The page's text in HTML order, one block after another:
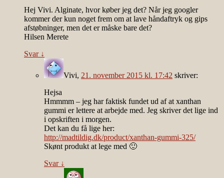
Hej Vivi. Alginate, hvor køber jeg det? Når jeg googler
kommer der kun noget frem om at lave håndaftryk og gips
afstøbninger, men det er måske bare det?
Hilsen Merete
Svar ↓
Vivi, 21. november 2015 kl. 17:42 skriver:
Hejsa
Hmmmm – jeg har faktisk fundet ud af at xanthan
gummi er lettere at arbejde med. Jeg skriver det lige ind
i opskriften i morgen.
Det kan du få lige her:
http://madtildig.dk/product/xanthan-gummi-325/
Skønt produkt at lege med 🙂
Svar ↓